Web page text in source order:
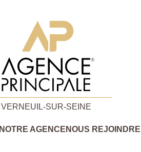
VERNEUIL-SUR-SEINE
NOTRE AGENCE NOUS REJOINDRE